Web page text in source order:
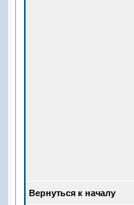
Вернуться к началу